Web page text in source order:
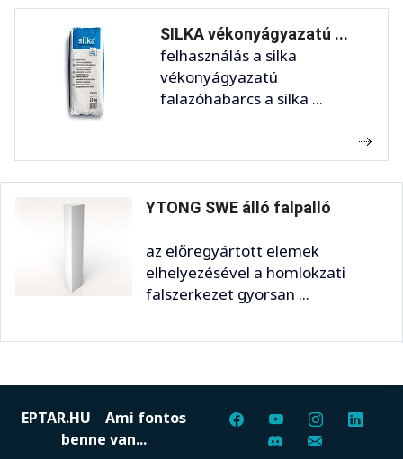
SILKA vékonyágyazatú ...
felhasználás a silka
vékonyágyazatú
falazóhabarcs a silka ...
YTONG SWE álló falpalló
az előregyártott elemek
elhelyezésével a homlokzati
falszerkezet gyorsan ...
EPTAR.HU Ami fontos
benne van...